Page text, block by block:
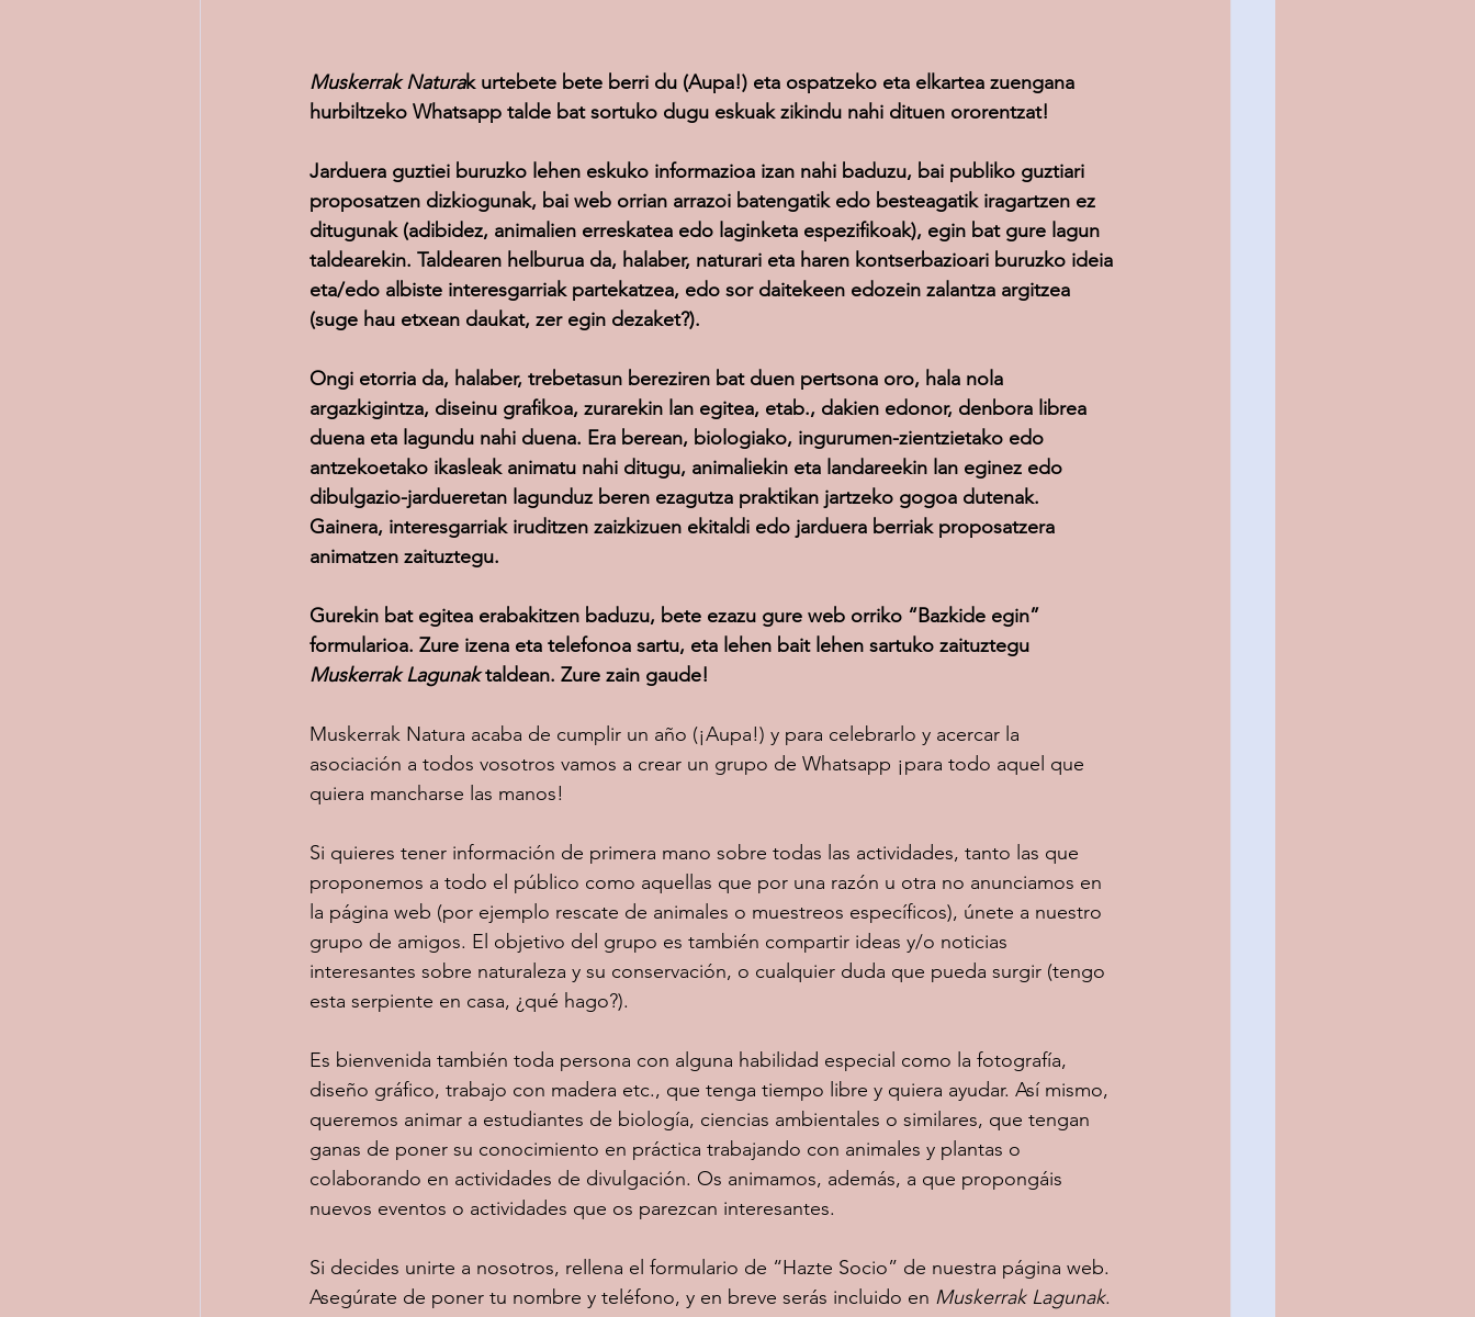
Muskerrak Naturak urtebete bete berri du (Aupa!) eta ospatzeko eta elkartea zuengana
hurbiltzeko Whatsapp talde bat sortuko dugu eskuak zikindu nahi dituen ororentzat!
Jarduera guztiei buruzko lehen eskuko informazioa izan nahi baduzu, bai publiko guztiari
proposatzen dizkiogunak, bai web orrian arrazoi batengatik edo besteagatik iragartzen ez
ditugunak (adibidez, animalien erreskatea edo laginketa espezifikoak), egin bat gure lagun
taldearekin. Taldearen helburua da, halaber, naturari eta haren kontserbazioari buruzko ideia
eta/edo albiste interesgarriak partekatzea, edo sor daitekeen edozein zalantza argitzea
(suge hau etxean daukat, zer egin dezaket?).
Ongi etorria da, halaber, trebetasun bereziren bat duen pertsona oro, hala nola
argazkigintza, diseinu grafikoa, zurarekin lan egitea, etab., dakien edonor, denbora librea
duena eta lagundu nahi duena. Era berean, biologiako, ingurumen-zientzietako edo
antzekoetako ikasleak animatu nahi ditugu, animaliekin eta landareekin lan eginez edo
dibulgazio-jardueretan lagunduz beren ezagutza praktikan jartzeko gogoa dutenak.
Gainera, interesgarriak iruditzen zaizkizuen ekitaldi edo jarduera berriak proposatzera
animatzen zaituztegu.
Gurekin bat egitea erabakitzen baduzu, bete ezazu gure web orriko “Bazkide egin”
formularioa. Zure izena eta telefonoa sartu, eta lehen bait lehen sartuko zaituztegu
Muskerrak Lagunak taldean. Zure zain gaude!
Muskerrak Natura acaba de cumplir un año (¡Aupa!) y para celebrarlo y acercar la
asociación a todos vosotros vamos a crear un grupo de Whatsapp ¡para todo aquel que
quiera mancharse las manos!
Si quieres tener información de primera mano sobre todas las actividades, tanto las que
proponemos a todo el público como aquellas que por una razón u otra no anunciamos en
la página web (por ejemplo rescate de animales o muestreos específicos), únete a nuestro
grupo de amigos. El objetivo del grupo es también compartir ideas y/o noticias
interesantes sobre naturaleza y su conservación, o cualquier duda que pueda surgir (tengo
esta serpiente en casa, ¿qué hago?).
Es bienvenida también toda persona con alguna habilidad especial como la fotografía,
diseño gráfico, trabajo con madera etc., que tenga tiempo libre y quiera ayudar. Así mismo,
queremos animar a estudiantes de biología, ciencias ambientales o similares, que tengan
ganas de poner su conocimiento en práctica trabajando con animales y plantas o
colaborando en actividades de divulgación. Os animamos, además, a que propongáis
nuevos eventos o actividades que os parezcan interesantes.
Si decides unirte a nosotros, rellena el formulario de “Hazte Socio” de nuestra página web.
Asegúrate de poner tu nombre y teléfono, y en breve serás incluido en Muskerrak Lagunak.